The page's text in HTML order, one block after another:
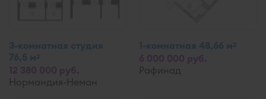
3-комнатная студия
76,5 м2
Нормандия-Неман
1-комнатная 48,66 м2
Рафинад